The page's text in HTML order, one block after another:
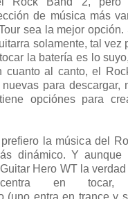
de música más
sea la mejor opción.
solamente, tal vez
la batería es lo
cuanto al canto, el
para descargar,
opciónes para
la música del
dinámico. Y aunque
Hero WT la
en tocar,
(uno entra en trance y